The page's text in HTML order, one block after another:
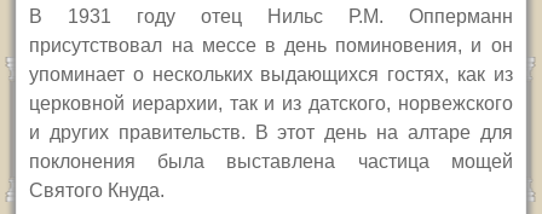
В 1931 году отец Нильс Р.М. Опперманн
присутствовал на мессе в день поминовения, и он
упоминает о нескольких выдающихся гостях, как из
церковной иерархии, так и из датского, норвежского
и других правительств. В этот день на алтаре для
поклонения была выставлена частица мощей
Святого Кнуда.